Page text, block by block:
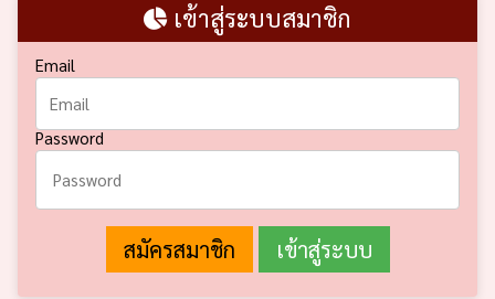
เข้าสู่ระบบสมาชิก
Email
Password
สมัครสมาชิก